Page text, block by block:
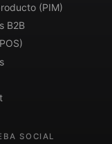
(PIM)
B2B
SOCIAL